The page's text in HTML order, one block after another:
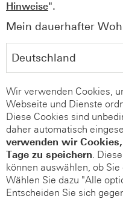
Hinweise".
Mein dauerhafter
Wir verwenden Cookies,
Webseite und Dienste
Diese Cookies sind
daher automatisch
verwenden wir
Tage zu speichern.
können auswählen, ob
Wählen Sie dazu "Alle
Entscheiden Sie sich